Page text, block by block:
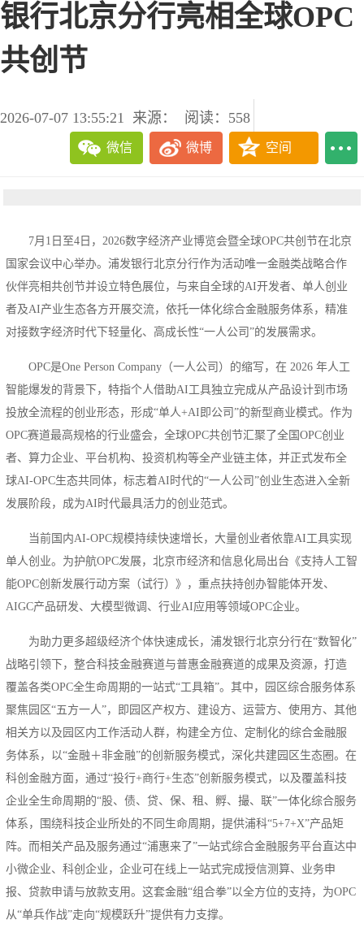
银行北京分行亮相全球OPC
共创节
2026-07-07 13:55:21 来源： 阅读：558
微信 微博 空间
7月1日至4日，2026数字经济产业博览会暨全球OPC共创节在北京
国家会议中心举办。浦发银行北京分行作为活动唯一金融类战略合作
伙伴亮相共创节并设立特色展位，与来自全球的AI开发者、单人创业
者及AI产业生态各方开展交流，依托一体化综合金融服务体系，精准
对接数字经济时代下轻量化、高成长性“一人公司”的发展需求。
OPC是One Person Company（一人公司）的缩写‌，在 2026 年人工
智能爆发的背景下，特指个人借助AI工具独立完成从产品设计到市场
投放全流程的创业形态，形成“单人+AI即公司”的新型商业模式。‌‌作为
OPC赛道最高规格的行业盛会，全球OPC共创节汇聚了全国OPC创业
者、算力企业、平台机构、投资机构等全产业链主体，并正式发布全
球AI-OPC生态共同体，标志着AI时代的“一人公司”创业生态进入全新
发展阶段，成为AI时代最具活力的创业范式。
当前国内AI-OPC规模持续快速增长，大量创业者依靠AI工具实现
单人创业。为护航OPC发展，北京市经济和信息化局出台《支持人工智
能OPC创新发展行动方案（试行）》，重点扶持创办智能体开发、
AIGC产品研发、大模型微调、行业AI应用等领域OPC企业。
为助力更多超级经济个体快速成长，浦发银行北京分行在“数智化”
战略引领下，整合科技金融赛道与普惠金融赛道的成果及资源，打造
覆盖各类OPC全生命周期的一站式“工具箱”。其中，园区综合服务体系
聚焦园区“五方一人”，即园区产权方、建设方、运营方、使用方、其他
相关方以及园区内工作活动人群，构建全方位、定制化的综合金融服
务体系，以“金融＋非金融”的创新服务模式，深化共建园区生态圈。在
科创金融方面，通过“投行+商行+生态”创新服务模式，以及覆盖科技
企业全生命周期的“股、债、贷、保、租、孵、撮、联”一体化综合服务
体系，围绕科技企业所处的不同生命周期，提供浦科“5+7+X”产品矩
阵。而相关产品及服务通过“浦惠来了”一站式综合金融服务平台直达中
小微企业、科创企业，企业可在线上一站式完成授信测算、业务申
报、贷款申请与放款支用。这套金融“组合拳”以全方位的支持，为OPC
从“单兵作战”走向“规模跃升”提供有力支撑。